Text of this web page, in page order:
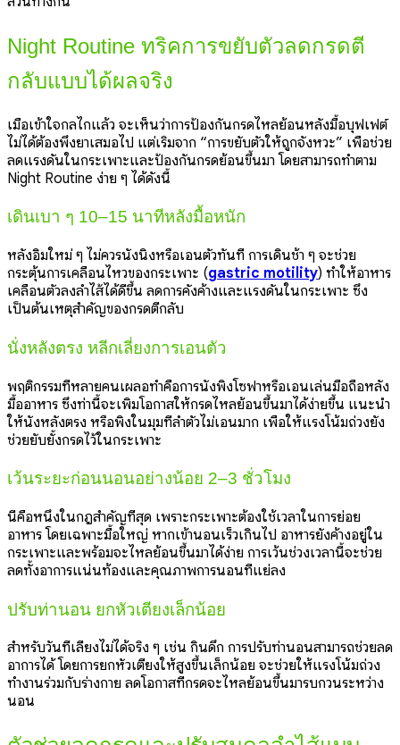
Night Routine ทริคการขยับตัวลดกรดตี
กลับแบบได้ผลจริง
เมื่อเข้าใจกลไกแล้ว จะเห็นว่าการป้องกันกรดไหลย้อนหลังมื้อบุฟเฟต์
ไม่ได้ต้องพึ่งยาเสมอไป แต่เริ่มจาก “การขยับตัวให้ถูกจังหวะ” เพื่อช่วย
ลดแรงดันในกระเพาะและป้องกันกรดย้อนขึ้นมา โดยสามารถทำตาม
Night Routine ง่าย ๆ ได้ดังนี้
เดินเบา ๆ 10–15 นาทีหลังมื้อหนัก
หลังอิ่มใหม่ ๆ ไม่ควรนั่งนิ่งหรือเอนตัวทันที การเดินช้า ๆ จะช่วย
กระตุ้นการเคลื่อนไหวของกระเพาะ (gastric motility) ทำให้อาหาร
เคลื่อนตัวลงลำไส้ได้ดีขึ้น ลดการคั่งค้างและแรงดันในกระเพาะ ซึ่ง
เป็นต้นเหตุสำคัญของกรดตีกลับ
นั่งหลังตรง หลีกเลี่ยงการเอนตัว
พฤติกรรมที่หลายคนเผลอทำคือการนั่งพิงโซฟาหรือเอนเล่นมือถือหลัง
มื้ออาหาร ซึ่งท่านี้จะเพิ่มโอกาสให้กรดไหลย้อนขึ้นมาได้ง่ายขึ้น แนะนำ
ให้นั่งหลังตรง หรือพิงในมุมที่ลำตัวไม่เอนมาก เพื่อให้แรงโน้มถ่วงยัง
ช่วยยับยั้งกรดไว้ในกระเพาะ
เว้นระยะก่อนนอนอย่างน้อย 2–3 ชั่วโมง
นี่คือหนึ่งในกฎสำคัญที่สุด เพราะกระเพาะต้องใช้เวลาในการย่อย
อาหาร โดยเฉพาะมื้อใหญ่ หากเข้านอนเร็วเกินไป อาหารยังค้างอยู่ใน
กระเพาะและพร้อมจะไหลย้อนขึ้นมาได้ง่าย การเว้นช่วงเวลานี้จะช่วย
ลดทั้งอาการแน่นท้องและคุณภาพการนอนที่แย่ลง
ปรับท่านอน ยกหัวเตียงเล็กน้อย
สำหรับวันที่เลี่ยงไม่ได้จริง ๆ เช่น กินดึก การปรับท่านอนสามารถช่วยลด
อาการได้ โดยการยกหัวเตียงให้สูงขึ้นเล็กน้อย จะช่วยให้แรงโน้มถ่วง
ทำงานร่วมกับร่างกาย ลดโอกาสที่กรดจะไหลย้อนขึ้นมารบกวนระหว่าง
นอน